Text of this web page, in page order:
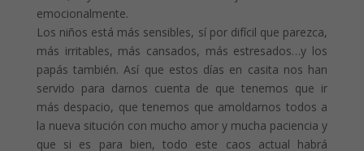
emocionalmente.
Los niños está más sensibles, sí por difícil que parezca,
más irritables, más cansados, más estresados…y los
papás también. Así que estos días en casita nos han
servido para darnos cuenta de que tenemos que ir
más despacio, que tenemos que amoldarnos todos a
la nueva situción con mucho amor y mucha paciencia y
que si es para bien, todo este caos actual habrá